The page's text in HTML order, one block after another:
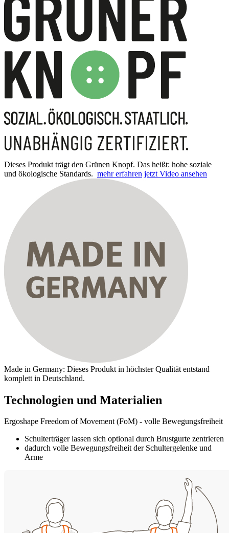
Dieses Produkt trägt den Grünen Knopf. Das heißt: hohe soziale
und ökologische Standards. mehr erfahren jetzt Video ansehen
Made in Germany: Dieses Produkt in höchster Qualität entstand
komplett in Deutschland.
Technologien und Materialien
Ergoshape Freedom of Movement (FoM) - volle Bewegungsfreiheit
Schulterträger lassen sich optional durch Brustgurte zentrieren
dadurch volle Bewegungsfreiheit der Schultergelenke und
Arme